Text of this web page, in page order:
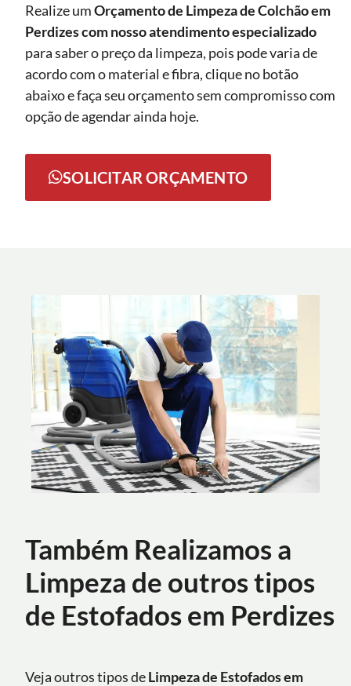
Realize umOrçamento de Limpeza de Colchão em
Perdizes com nosso atendimento especializado
para saber o preço da limpeza, pois pode varia de
acordo com o material e fibra, clique no botão
abaixo e faça seu orçamento sem compromisso com
opção de agendar ainda hoje.
SOLICITAR ORÇAMENTO
Também Realizamos a
Limpeza de outros tipos
de Estofados em Perdizes
Veja outros tipos deLimpeza de Estofados em